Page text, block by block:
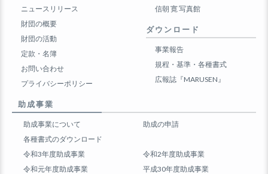
ニュースリリース
財団の概要
財団の活動
定款・名簿
お問い合わせ
プライバシーポリシー
信朝 寛 写真館
ダウンロード
事業報告
規程・基準・各種書式
広報誌『MARUSEN』
助成事業
助成事業について
助成の申請
各種書式のダウンロード
令和3年度助成事業
令和2年度助成事業
令和元年度助成事業
平成30年度助成事業